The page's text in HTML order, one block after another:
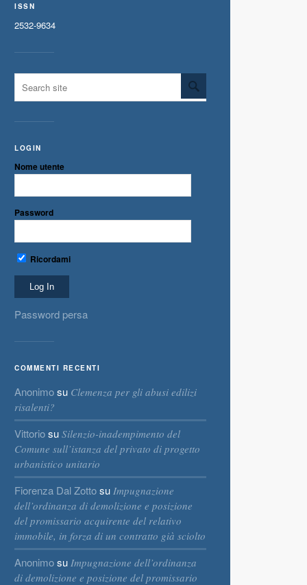
ISSN
2532-9634
LOGIN
Nome utente
Password
Ricordami
Password persa
COMMENTI RECENTI
Anonimosu Clemenza per gli abusi edilizi
risalenti?
Vittoriosu Silenzio-inadempimento del
Comune sull’istanza del privato di progetto
urbanistico unitario
Fiorenza Dal Zottosu Impugnazione
dell’ordinanza di demolizione e posizione
del promissario acquirente del relativo
immobile, in forza di un contratto già sciolto
Anonimosu Impugnazione dell’ordinanza
di demolizione e posizione del promissario